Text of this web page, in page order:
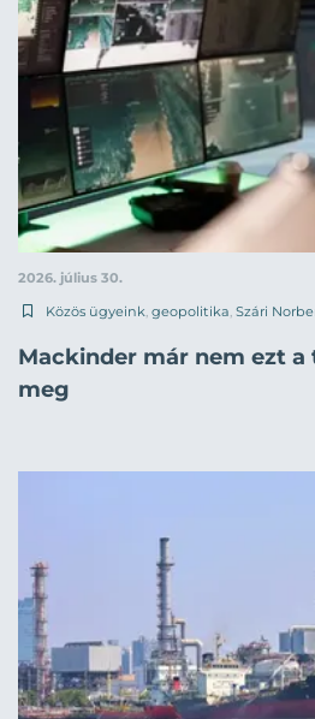
2026. július 30.
Közös ügyeink, geopolitika, Szári
Mackinder már nem ezt
meg